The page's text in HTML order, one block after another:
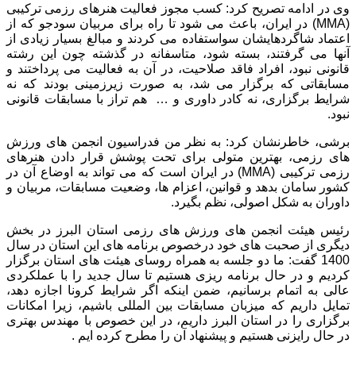
وی در ادامه تصریح کرد: کسب مجوز فعالیت هنرهای رزمی ترکیبی
(MMA) در ایران، باعث می شود تا راه برای مربیان سودجو که از
اعتماد شاگردهایشان سواستفاده می کردند و مبالغ بسیار زیادی از
آنها می گرفتند، بسته شود، متاسفانه در گذشته چون این رشته
قانونی نبود، افراد فاقد صلاحیت، در آن به فعالیت می پرداختند و
مسابقاتی که برگزار می شد، به صورت زیرزمینی بودند که نه
شرایط برگزاری، نه کادر داوری و … هم تراز با مسابقات قانونی
نبود.
برشی، خاطرنشان کرد: به نظر من فدراسیون انجمن های ورزش
های رزمی، بهترین متولی برای تحت پوشش قرار دادن هنرهای
رزمی ترکیبی (MMA) در ایران است که می تواند به اوضاع آن در
کشور سامان بدهد و قوانین، اعزام ها، وضعیت مسابقات، مربیان و
داوران به شکل اصولی، نظم بگیرد.
رئیس هیئت انجمن های ورزش های رزمی استان البرز در بخش
دیگری از صحبت های خود درخصوص برنامه های این استان در سال
1400 گفت: ما دو جلسه به همراه روسای هیئت های استان برگزار
کردیم و در حال برنامه ریزی هستیم تا سال جدید را با عملکردی
عالی به اتمام برسانیم، ضمن اینکه اگر شرایط کرونا اجازه دهد،
تمایل داریم که میزبان مسابقات بین المللی باشیم، زیرا امکانات
برگزاری را در استان البرز داریم، در این خصوص با مهندس بهتری
در حال رایزنی هستیم و پیشنهاد آن را مطرح کرده ایم .